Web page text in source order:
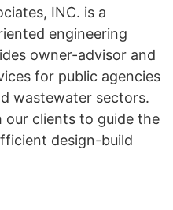
INC. is a
engineering
owner-advisor and
for public agencies
wastewater sectors.
our clients to guide the
design-build